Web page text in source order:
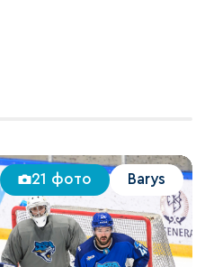
21 фото Barys